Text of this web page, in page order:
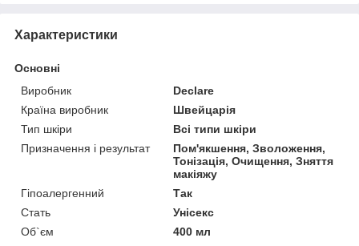
Характеристики
Основні
Виробник
Declare
Країна виробник
Швейцарія
Тип шкіри
Всі типи шкіри
Призначення і результат
Пом'якшення, Зволоження,
Тонізація, Очищення, Зняття
макіяжу
Гіпоалергенний
Так
Стать
Унісекс
Об`єм
400 мл